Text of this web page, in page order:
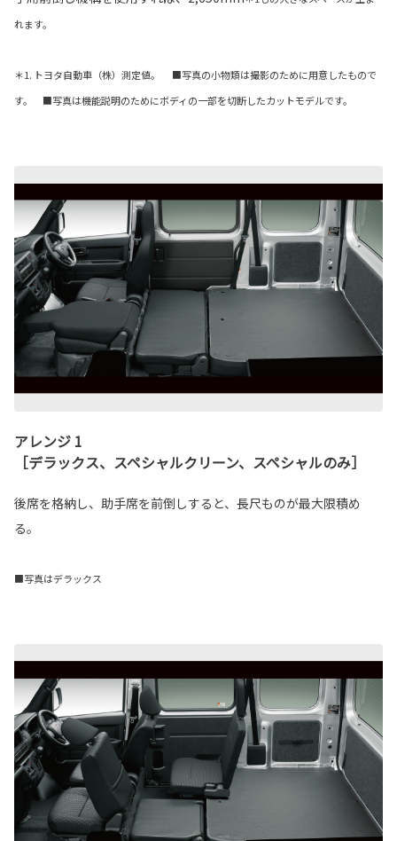
れます。
＊1. トヨタ自動車（株）測定値。 ■写真の小物類は撮影のために用意したもので
す。 ■写真は機能説明のためにボディの一部を切断したカットモデルです。
アレンジ 1
［デラックス、スペシャルクリーン、スペシャルのみ］
後席を格納し、助手席を前倒しすると、長尺ものが最大限積め
る。
■写真はデラックス